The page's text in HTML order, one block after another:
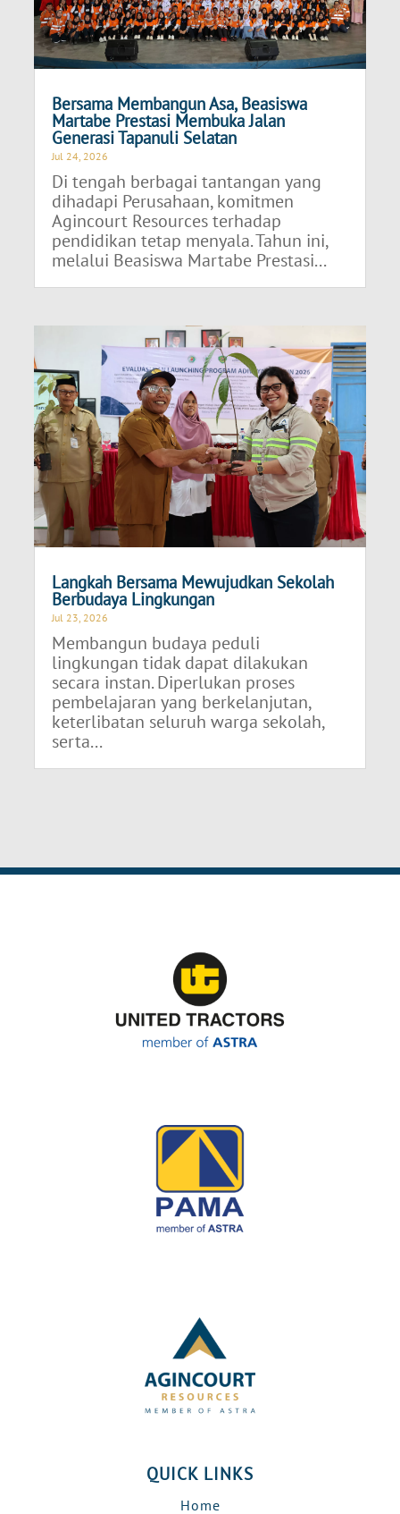
Bersama Membangun Asa, Beasiswa
Martabe Prestasi Membuka Jalan
Generasi Tapanuli Selatan
Jul 24, 2026
Di tengah berbagai tantangan yang
dihadapi Perusahaan, komitmen
Agincourt Resources terhadap
pendidikan tetap menyala. Tahun ini,
melalui Beasiswa Martabe Prestasi...
Langkah Bersama Mewujudkan Sekolah
Berbudaya Lingkungan
Jul 23, 2026
Membangun budaya peduli
lingkungan tidak dapat dilakukan
secara instan. Diperlukan proses
pembelajaran yang berkelanjutan,
keterlibatan seluruh warga sekolah,
serta...
QUICK LINKS
Home